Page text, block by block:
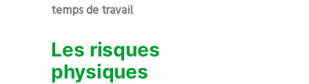
temps de travail.
Les risques
physiques